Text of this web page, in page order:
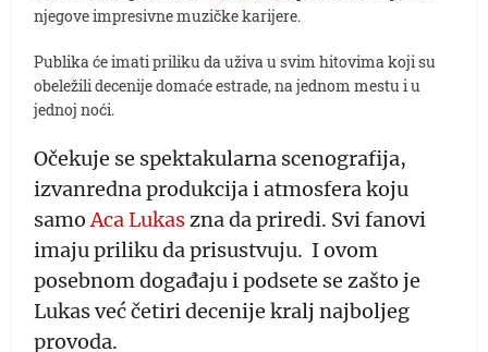
njegove impresivne muzičke karijere.
Publika će imati priliku da uživa u svim hitovima koji su
obeležili decenije domaće estrade, na jednom mestu i u
jednoj noći.
Očekuje se spektakularna scenografija,
izvanredna produkcija i atmosfera koju
samoAca Lukaszna da priredi. Svi fanovi
imaju priliku da prisustvuju. I ovom
posebnom događaju i podsete se zašto je
Lukas već četiri decenije kralj najboljeg
provoda.